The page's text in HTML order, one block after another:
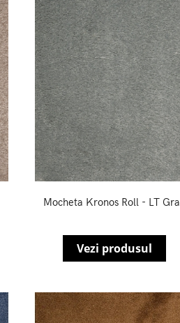
Mocheta Kronos Roll - LT
Vezi produsul